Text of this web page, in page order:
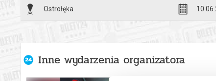
Ostrołęka
Inne wydarzenia organizatora